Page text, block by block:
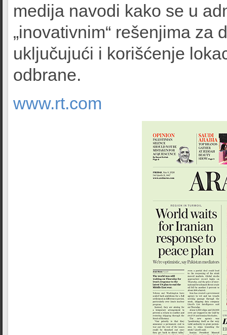
medija navodi kako se u
„inovativnim“ rešenjima za
uključujući i korišćenje
odbrane.
www.rt.com